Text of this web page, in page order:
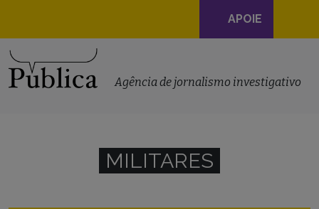
Navegação
principal
APOIE
Agência de jornalismo investigativo
MILITARES